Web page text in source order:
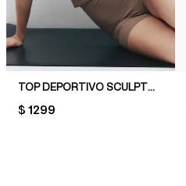
TOP DEPORTIVO SCULPTMOVE™
PRICE:
$ 1299